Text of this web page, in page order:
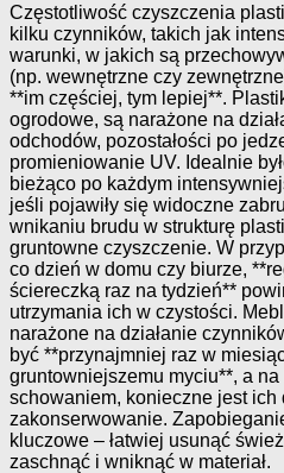
Częstotliwość czyszczenia
kilku czynników, takich jak
warunki, w jakich są
(np. wewnętrzne czy
**im częściej, tym lepiej**.
ogrodowe, są narażone na
odchodów, pozostałości po
promieniowanie UV. Idealnie
bieżąco po każdym
jeśli pojawiły się widoczne
wnikaniu brudu w strukturę
gruntowne czyszczenie. W
co dzień w domu czy biurze,
ściereczką raz na tydzień**
utrzymania ich w czystości.
narażone na działanie
być **przynajmniej raz w
gruntowniejszemu myciu**, a
schowaniem, konieczne jest ich
zakonserwowanie.
kluczowe – łatwiej usunąć
zaschnąć i wniknąć w materiał.